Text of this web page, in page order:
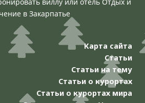
в Закарпатье
Карта сайта
Статьи
Статьи на тему
Статьи о курортах
Статьи о курортах мира